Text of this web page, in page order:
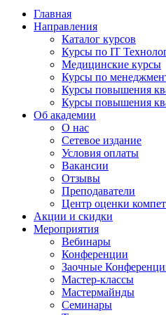
Главная
Направления
Каталог курсов
Курсы по IT
Медицинские курсы
Курсы по
Курсы повышения
Курсы повышения
Об академии
О нас
Сетевое издание
Условия оплаты
Вакансии
Отзывы
Преподаватели
Центр оценки
Акции и скидки
Мероприятия
Вебинары
Конференции
Заочные
Мастер-классы
Мастермайнды
Семинары